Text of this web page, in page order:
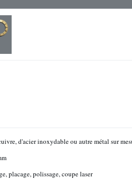
d'acier inoxydable ou autre métal sur
placage, polissage, coupe laser